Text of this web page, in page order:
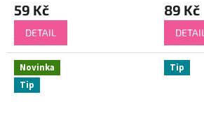
59 Kč
DETAIL
89 Kč
DETAIL
Novinka
Tip
Tip